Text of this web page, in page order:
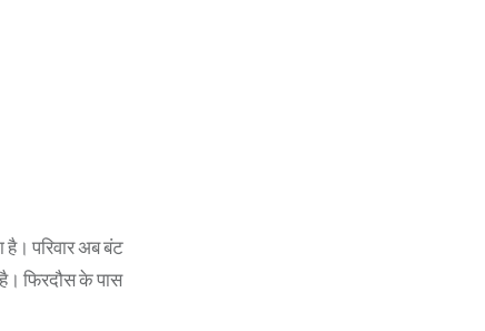
परिवार अब बंट
फिरदौस के पास